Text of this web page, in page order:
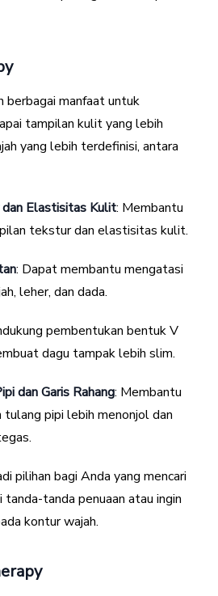
berbagai manfaat untuk
tampilan kulit yang lebih
yang lebih terdefinisi, antara
Elastisitas Kulit: Membantu
tekstur dan elastisitas kulit.
: Dapat membantu mengatasi
leher, dan dada.
pembentukan bentuk V
dagu tampak lebih slim.
dan Garis Rahang: Membantu
pipi lebih menonjol dan
pilihan bagi Anda yang mencari
tanda penuaan atau ingin
kontur wajah.